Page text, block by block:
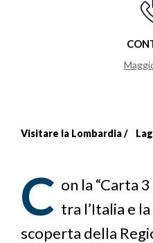
di
pane
Visitare la Lombardia
C on la “Carta
tra l’Italia e
scoperta della